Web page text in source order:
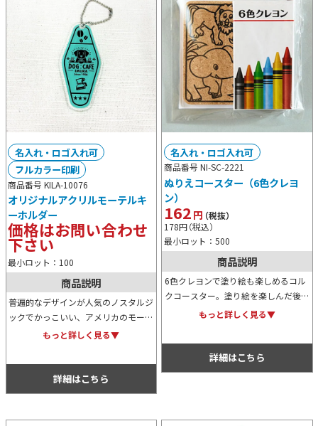
商品番号 KILA-10076
オリジナルアクリルモーテルキ
ーホルダー
価格はお問い合わせ
下さい
最小ロット：100
名入れ・ロゴ入れ可
フルカラー印刷
商品説明
普遍的なデザインが人気のノスタルジ
ックでかっこいい、アメリカのモーテ
ルで使われているキーホルダー。アク
で、鍵やバッグに付ければしっくりハ
もっと詳しく見る▼
詳細はこちら
商品番号 NI-SC-2221
ぬりえコースター（6色クレヨ
ン）
162円（税抜）
178円（税込）
最小ロット：500
名入れ・ロゴ入れ可
商品説明
6色クレヨンで塗り絵も楽しめるコル
クコースター。塗り絵を楽しんだ後
は、オリジナルコースターとして毎日
もっと詳しく見る▼
詳細はこちら